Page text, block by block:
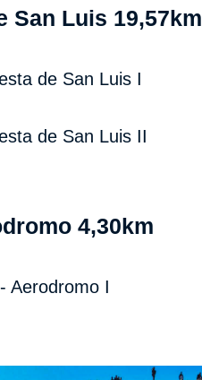
San Luis 19,57km
de San Luis I
de San Luis II
4,30km
Aerodromo I